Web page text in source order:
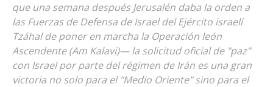
que una semana después Jerusalén daba la orden a
las Fuerzas de Defensa de Israel del Ejército israelí
Tzáhal de poner en marcha la Operación león
Ascendente (Am Kalavi)— la solicitud oficial de "paz"
con Israel por parte del régimen de Irán es una gran
victoria no solo para el "Medio Oriente" sino para el